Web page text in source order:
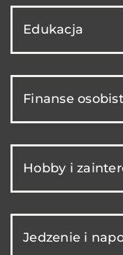
Edukacja
Finanse
Hobby i
Jedzenie i